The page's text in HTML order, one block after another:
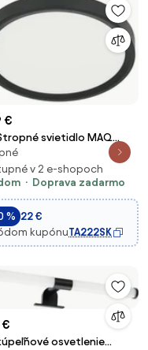
€
Stropné svietidlo MAQ
230V
4000/6500K IP40 čierna
v 2 e-shopoch
Doprava zadarmo
% 22 €
kupónuTA222SK
€
kúpeľňové osvetlenie